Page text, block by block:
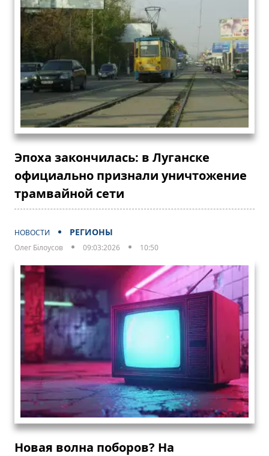
Эпоха закончилась: в Луганске
официально признали уничтожение
трамвайной сети
НОВОСТИ РЕГИОНЫ
Олег Білоусов 09:03:2026 10:50
Новая волна поборов? На